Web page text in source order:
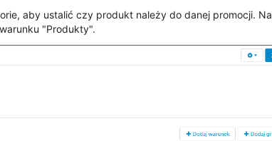
aby ustalić czy produkt należy do danej promocji. Na
"Produkty".